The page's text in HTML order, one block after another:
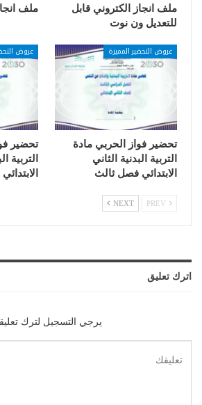
ملف انجاز الكتروني قابل
للتعديل ون نوت
ملف
عروض التحضير المميزة
تحضير فواز الحربي مادة
التربية البدنية الثاني
الابتدائي فصل ثالث
عروض
تحضير
التربية
NEXT
اترك تعليق
يرجي التسجيل لترك